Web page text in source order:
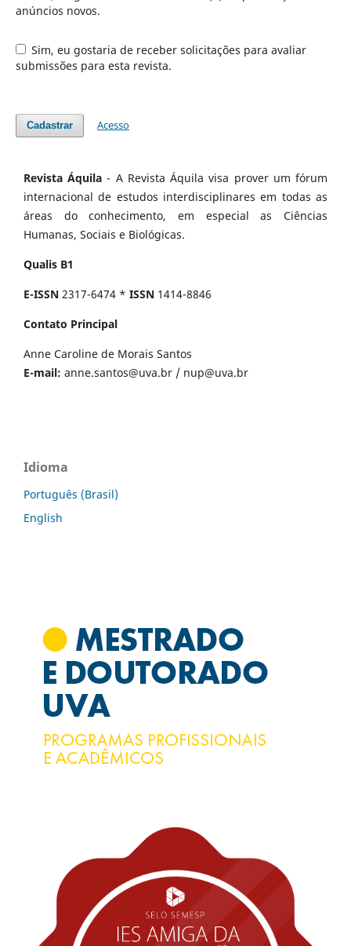
anúncios novos.
Sim, eu gostaria de receber solicitações para avaliar
submissões para esta revista.
Cadastrar Acesso
Revista Áquila - A Revista Áquila visa prover um fórum
internacional de estudos interdisciplinares em todas as
áreas do conhecimento, em especial as Ciências
Humanas, Sociais e Biológicas.
Qualis B1
E-ISSN 2317-6474 * ISSN 1414-8846
Contato Principal
Anne Caroline de Morais Santos
E-mail: anne.santos@uva.br / nup@uva.br
Idioma
Português (Brasil)
English